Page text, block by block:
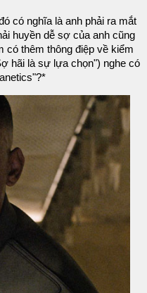
có nghĩa là anh phải ra mắt
huyền dễ sợ của anh cũng
có thêm thông điệp về kiểm
hãi là sự lựa chọn") nghe có